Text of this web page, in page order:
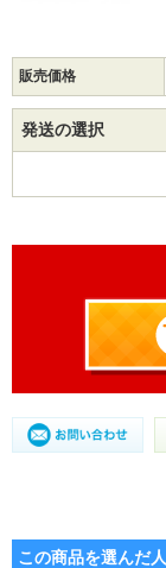
販売価格
発送の選択
この商品を選んだ